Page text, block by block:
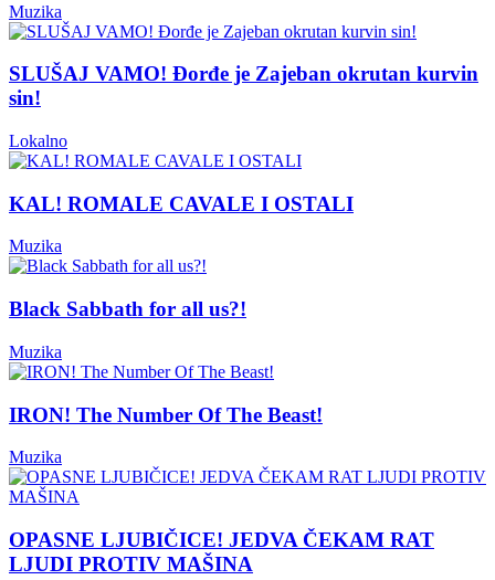
Muzika
SLUŠAJ VAMO! Đorđe je Zajeban okrutan kurvin
sin!
Lokalno
KAL! ROMALE CAVALE I OSTALI
Muzika
Black Sabbath for all us?!
Muzika
IRON! The Number Of The Beast!
Muzika
OPASNE LJUBIČICE! JEDVA ČEKAM RAT
LJUDI PROTIV MAŠINA